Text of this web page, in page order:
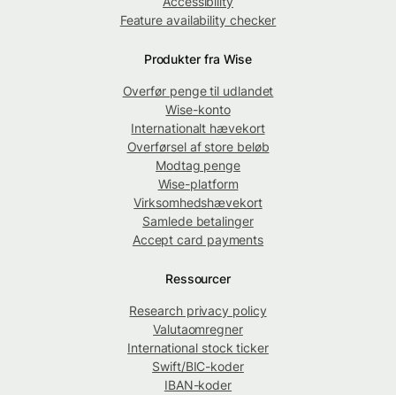
Feature availability checker
Produkter fra Wise
Overfør penge til udlandet
Wise-konto
Internationalt hævekort
Overførsel af store beløb
Modtag penge
Wise-platform
Virksomhedshævekort
Samlede betalinger
Accept card payments
Ressourcer
Research privacy policy
Valutaomregner
International stock ticker
Swift/BIC-koder
IBAN-koder